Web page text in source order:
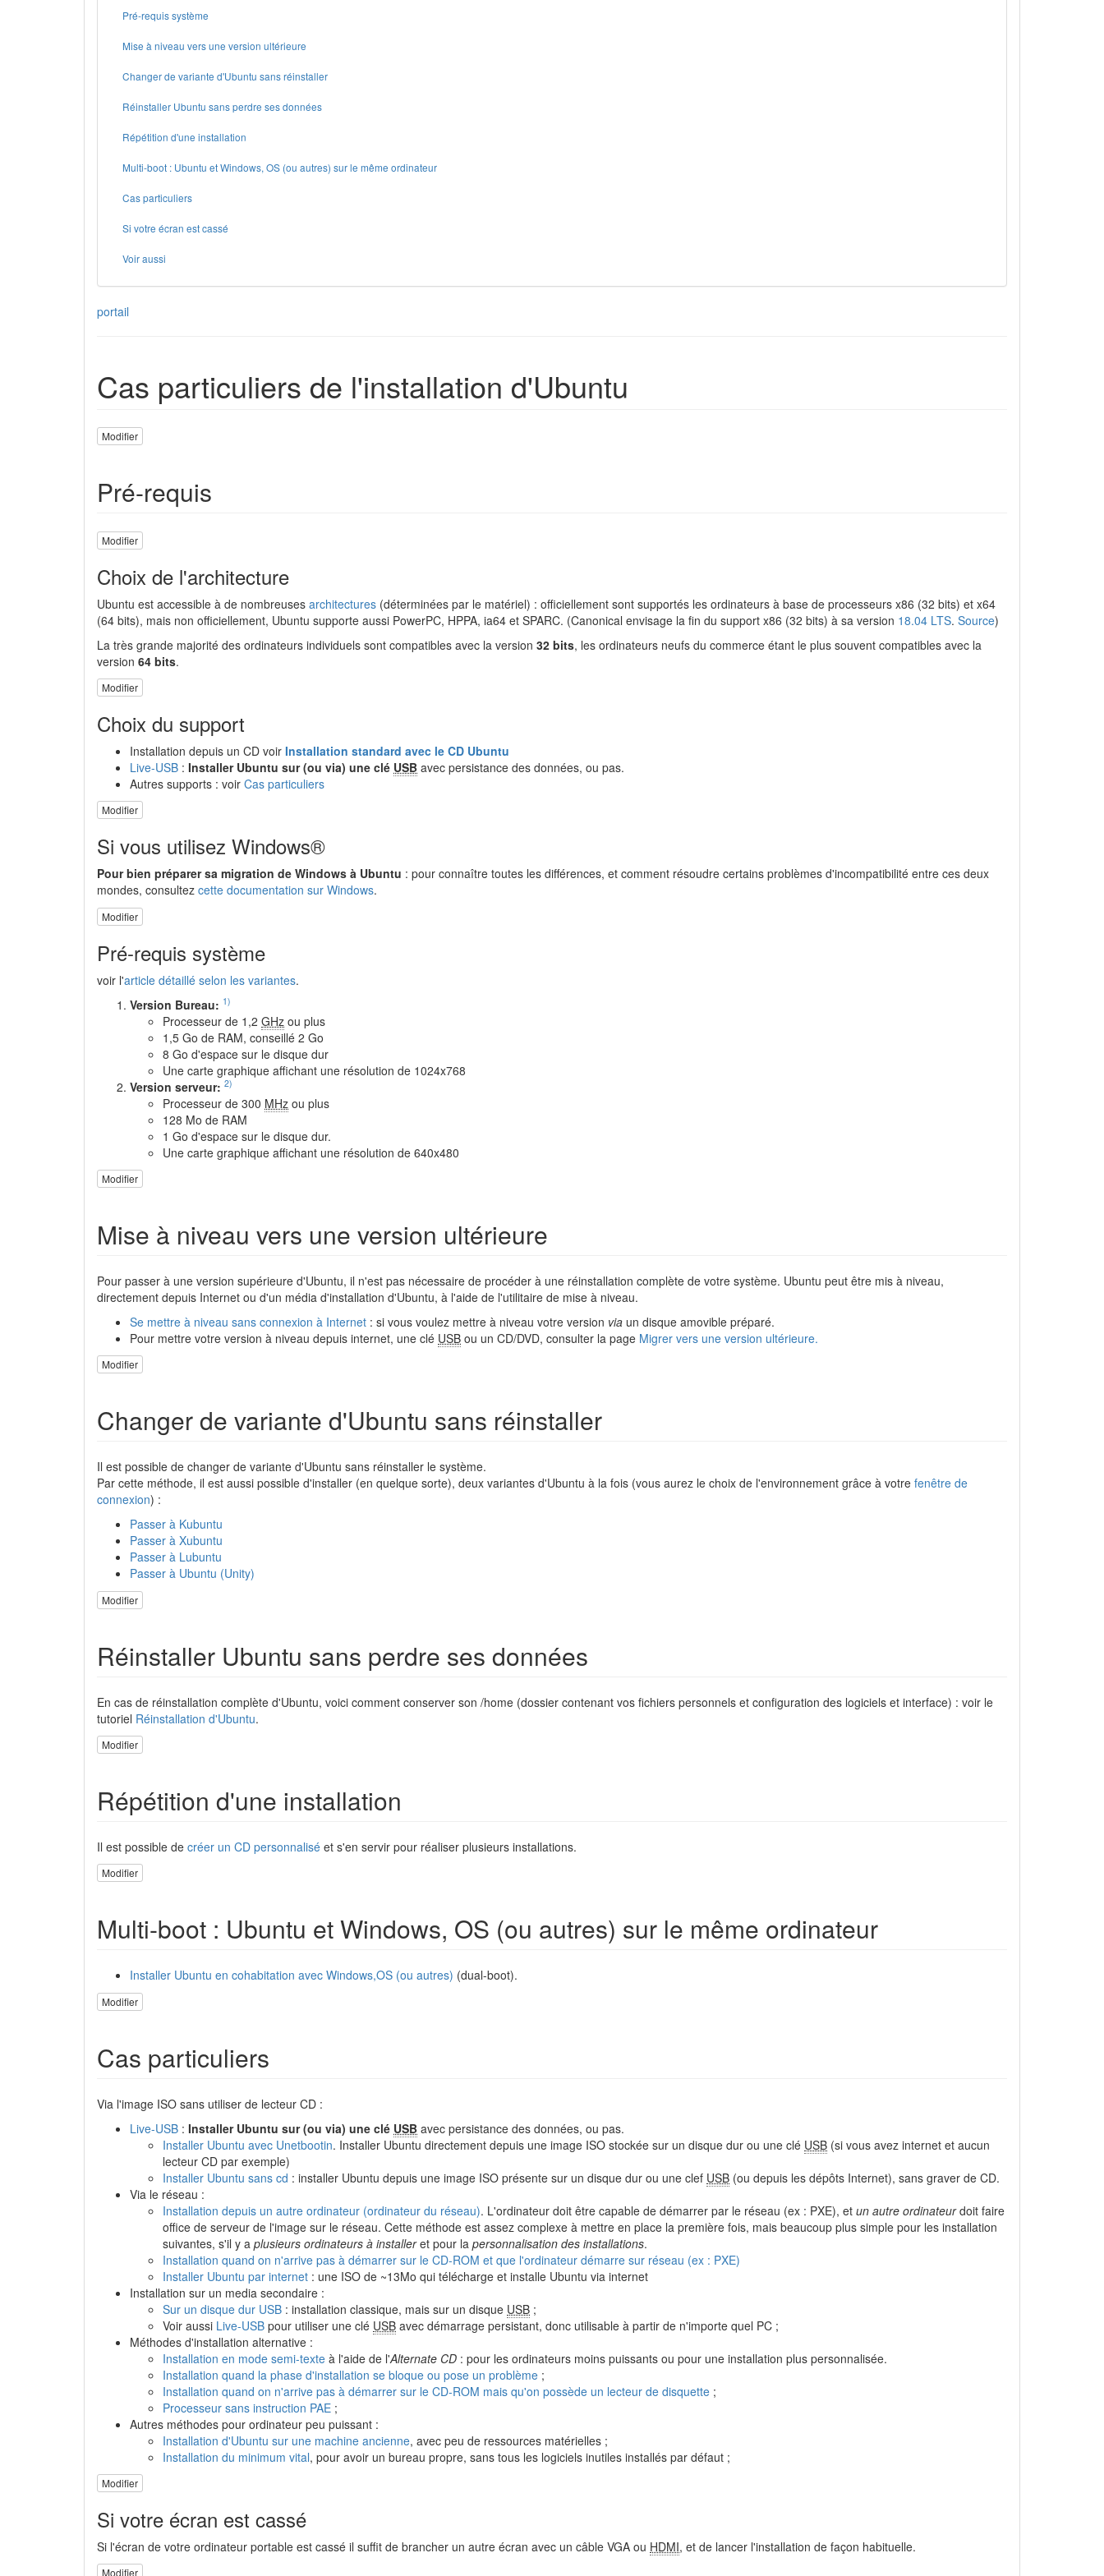
Pré-requis système
Mise à niveau vers une version ultérieure
Changer de variante d'Ubuntu sans réinstaller
Réinstaller Ubuntu sans perdre ses données
Répétition d'une installation
Multi-boot : Ubuntu et Windows, OS (ou autres) sur le même ordinateur
Cas particuliers
Si votre écran est cassé
Voir aussi
portail
Cas particuliers de l'installation d'Ubuntu
Modifier
Pré-requis
Modifier
Choix de l'architecture
Ubuntu est accessible à de nombreuses architectures (déterminées par le matériel) : officiellement sont supportés les ordinateurs à base de processeurs x86 (32 bits) et x64
(64 bits), mais non officiellement, Ubuntu supporte aussi PowerPC, HPPA, ia64 et SPARC. (Canonical envisage la fin du support x86 (32 bits) à sa version 18.04 LTS. Source)
La très grande majorité des ordinateurs individuels sont compatibles avec la version 32 bits, les ordinateurs neufs du commerce étant le plus souvent compatibles avec la
version 64 bits.
Modifier
Choix du support
Installation depuis un CD voir Installation standard avec le CD Ubuntu
Live-USB : Installer Ubuntu sur (ou via) une clé USB avec persistance des données, ou pas.
Autres supports : voir Cas particuliers
Modifier
Si vous utilisez Windows®
Pour bien préparer sa migration de Windows à Ubuntu : pour connaître toutes les différences, et comment résoudre certains problèmes d'incompatibilité entre ces deux
mondes, consultez cette documentation sur Windows.
Modifier
Pré-requis système
voir l'article détaillé selon les variantes.
Version Bureau: 1)
Processeur de 1,2 GHz ou plus
1,5 Go de RAM, conseillé 2 Go
8 Go d'espace sur le disque dur
Une carte graphique affichant une résolution de 1024x768
Version serveur: 2)
Processeur de 300 MHz ou plus
128 Mo de RAM
1 Go d'espace sur le disque dur.
Une carte graphique affichant une résolution de 640x480
Modifier
Mise à niveau vers une version ultérieure
Pour passer à une version supérieure d'Ubuntu, il n'est pas nécessaire de procéder à une réinstallation complète de votre système. Ubuntu peut être mis à niveau,
directement depuis Internet ou d'un média d'installation d'Ubuntu, à l'aide de l'utilitaire de mise à niveau.
Se mettre à niveau sans connexion à Internet : si vous voulez mettre à niveau votre version via un disque amovible préparé.
Pour mettre votre version à niveau depuis internet, une clé USB ou un CD/DVD, consulter la page Migrer vers une version ultérieure.
Modifier
Changer de variante d'Ubuntu sans réinstaller
Il est possible de changer de variante d'Ubuntu sans réinstaller le système.
Par cette méthode, il est aussi possible d'installer (en quelque sorte), deux variantes d'Ubuntu à la fois (vous aurez le choix de l'environnement grâce à votre fenêtre de
connexion) :
Passer à Kubuntu
Passer à Xubuntu
Passer à Lubuntu
Passer à Ubuntu (Unity)
Modifier
Réinstaller Ubuntu sans perdre ses données
En cas de réinstallation complète d'Ubuntu, voici comment conserver son /home (dossier contenant vos fichiers personnels et configuration des logiciels et interface) : voir le
tutoriel Réinstallation d'Ubuntu.
Modifier
Répétition d'une installation
Il est possible de créer un CD personnalisé et s'en servir pour réaliser plusieurs installations.
Modifier
Multi-boot : Ubuntu et Windows, OS (ou autres) sur le même ordinateur
Installer Ubuntu en cohabitation avec Windows,OS (ou autres) (dual-boot).
Modifier
Cas particuliers
Via l'image ISO sans utiliser de lecteur CD :
Live-USB : Installer Ubuntu sur (ou via) une clé USB avec persistance des données, ou pas.
Installer Ubuntu avec Unetbootin. Installer Ubuntu directement depuis une image ISO stockée sur un disque dur ou une clé USB (si vous avez internet et aucun
lecteur CD par exemple)
Installer Ubuntu sans cd : installer Ubuntu depuis une image ISO présente sur un disque dur ou une clef USB (ou depuis les dépôts Internet), sans graver de CD.
Via le réseau :
Installation depuis un autre ordinateur (ordinateur du réseau). L'ordinateur doit être capable de démarrer par le réseau (ex : PXE), et un autre ordinateurdoit faire
office de serveur de l'image sur le réseau. Cette méthode est assez complexe à mettre en place la première fois, mais beaucoup plus simple pour les installation
suivantes, s'il y a plusieurs ordinateurs à installeret pour la personnalisation des installations.
Installation quand on n'arrive pas à démarrer sur le CD-ROM et que l'ordinateur démarre sur réseau (ex : PXE)
Installer Ubuntu par internet : une ISO de ~13Mo qui télécharge et installe Ubuntu via internet
Installation sur un media secondaire :
Sur un disque dur USB : installation classique, mais sur un disque USB ;
Voir aussi Live-USB pour utiliser une clé USB avec démarrage persistant, donc utilisable à partir de n'importe quel PC ;
Méthodes d'installation alternative :
Installation en mode semi-texte à l'aide de l'Alternate CD : pour les ordinateurs moins puissants ou pour une installation plus personnalisée.
Installation quand la phase d'installation se bloque ou pose un problème ;
Installation quand on n'arrive pas à démarrer sur le CD-ROM mais qu'on possède un lecteur de disquette ;
Processeur sans instruction PAE ;
Autres méthodes pour ordinateur peu puissant :
Installation d'Ubuntu sur une machine ancienne, avec peu de ressources matérielles ;
Installation du minimum vital, pour avoir un bureau propre, sans tous les logiciels inutiles installés par défaut ;
Modifier
Si votre écran est cassé
Si l'écran de votre ordinateur portable est cassé il suffit de brancher un autre écran avec un câble VGA ou HDMI, et de lancer l'installation de façon habituelle.
Modifier